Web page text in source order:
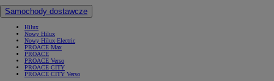
Samochody dostawcze
Hilux
Nowy Hilux
Nowy Hilux Electric
PROACE Max
PROACE
PROACE Verso
PROACE CITY
PROACE CITY Verso